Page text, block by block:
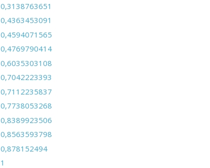
0,3138763651
0,4363453091
0,4594071565
0,4769790414
0,6035303108
0,7042223393
0,7112235837
0,7738053268
0,8389923506
0,8563593798
0,878152494
1